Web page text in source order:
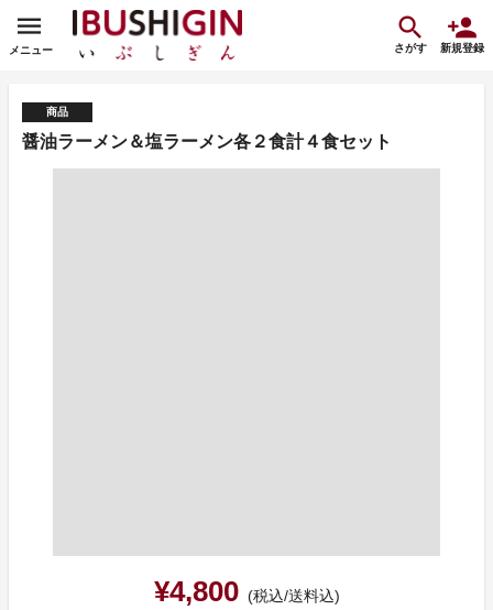
メニュー さがす 新規登録
商品
醤油ラーメン＆塩ラーメン各２食計４食セット
¥4,800 (税込/送料込)